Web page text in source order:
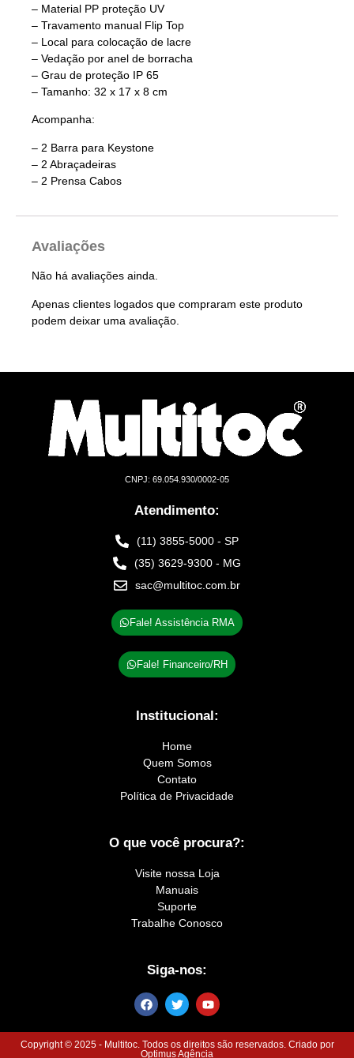
– Material PP proteção UV
– Travamento manual Flip Top
– Local para colocação de lacre
– Vedação por anel de borracha
– Grau de proteção IP 65
– Tamanho: 32 x 17 x 8 cm
Acompanha:
– 2 Barra para Keystone
– 2 Abraçadeiras
– 2 Prensa Cabos
Avaliações
Não há avaliações ainda.
Apenas clientes logados que compraram este produto
podem deixar uma avaliação.
CNPJ: 69.054.930/0002-05
Atendimento:
(11) 3855-5000 - SP
(35) 3629-9300 - MG
sac@multitoc.com.br
Fale! Assistência RMA
Fale! Financeiro/RH
Institucional:
Home
Quem Somos
Contato
Política de Privacidade
O que você procura?:
Visite nossa Loja
Manuais
Suporte
Trabalhe Conosco
Siga-nos:
Copyright © 2025 - Multitoc. Todos os direitos são reservados. Criado por
Optimus Agência